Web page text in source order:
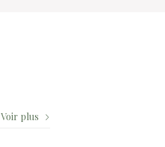
Voir plus